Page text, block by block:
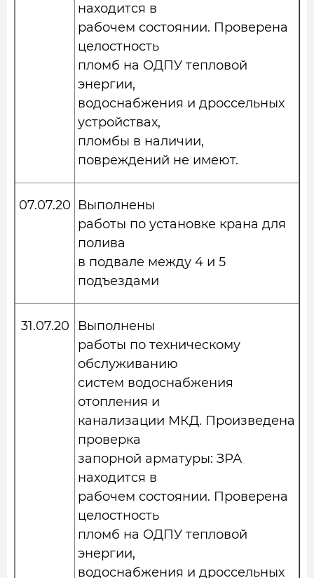
находится в
рабочем состоянии. Проверена
целостность
пломб на ОДПУ тепловой
энергии,
водоснабжения и дроссельных
устройствах,
пломбы в наличии,
повреждений не имеют.
07.07.20 Выполнены
работы по установке крана для
полива
в подвале между 4 и 5
подъездами
31.07.20
Выполнены
работы по техническому
обслуживанию
систем водоснабжения
отопления и
канализации МКД. Произведена
проверка
запорной арматуры: ЗРА
находится в
рабочем состоянии. Проверена
целостность
пломб на ОДПУ тепловой
энергии,
водоснабжения и дроссельных